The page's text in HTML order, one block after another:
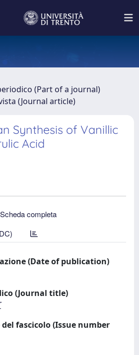
(Part of a journal)
(Journal article)
Synthesis of Vanillic
Acid
Scheda completa
(Date of publication)
(Journal title)
fascicolo (Issue number